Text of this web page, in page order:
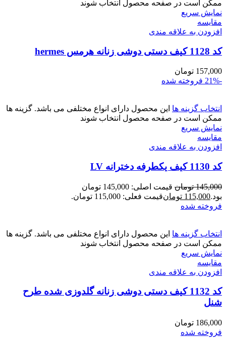
ممکن است در صفحه محصول انتخاب شوند
نمایش سریع
مقايسه
افزودن به علاقه مندی
کد 1128 کیف دستی دوشی زنانه هرمس hermes
157,000 تومان
-21%
فروخته شده
انتخاب گزینه ها این محصول دارای انواع مختلفی می باشد. گزینه ها
ممکن است در صفحه محصول انتخاب شوند
نمایش سریع
مقايسه
افزودن به علاقه مندی
کد 1130 کیف یکطرفه دخترانه LV
145,000 تومان
قیمت اصلی: 145,000 تومان
بود.115,000 تومانقیمت فعلی: 115,000 تومان.
فروخته شده
انتخاب گزینه ها این محصول دارای انواع مختلفی می باشد. گزینه ها
ممکن است در صفحه محصول انتخاب شوند
نمایش سریع
مقايسه
افزودن به علاقه مندی
کد 1132 کیف دستی دوشی زنانه گلدوزی شده طرح
شنل
186,000 تومان
فروخته شده